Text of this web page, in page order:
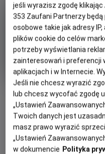
DUBBING
OBSERWUJ
Oryginalny
tytuł
Hopper et
Czas
trwania
88 min
OCENA
6.7
PREMIERA
15 maja 2026
jeśli wyrazisz zgodę klikając
353 Zaufani Partnerzy
osobowe takie jak adresy
plików cookie do celów
potrzeby wyświetlania
zainteresowań i preferencji
aplikacjach i w Internecie.
Jeśli nie chcesz wyrazić
lub chcesz wycofać zgodę
„Ustawień
Twoich danych jest
masz prawo wyrazić
„Ustawień
w dokumencie Polityka